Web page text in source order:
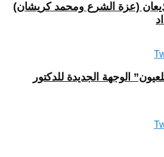
(عزة الشرع ومحمد كريشان)
الوجهة الجديدة للدكتور